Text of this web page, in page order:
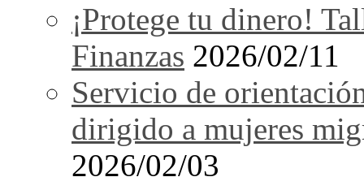
¡Protege tu dinero!
Finanzas 2026/02/11
Servicio de
dirigido a mujeres
2026/02/03